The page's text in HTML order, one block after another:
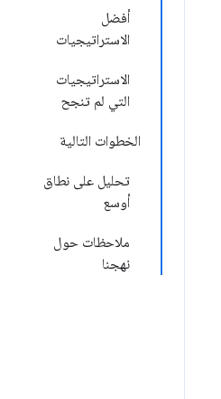
أفضل
الاستراتيجيات
الاستراتيجيات
التي لم تنجح
الخطوات التالية
تحليل على نطاق
أوسع
ملاحظات حول
نهجنا